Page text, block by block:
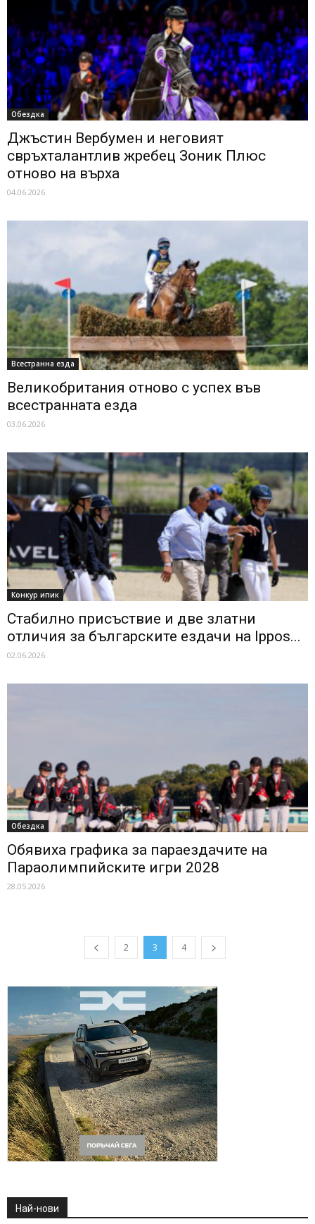
Обездка
Джъстин Вербумен и неговият
свръхталантлив жребец Зоник Плюс
отново на върха
04.06.2026
Всестранна езда
Великобритания отново с успех във
всестранната езда
03.06.2026
Конкур ипик
Стабилно присъствие и две златни
отличия за българските ездачи на Ippos...
02.06.2026
Обездка
Обявиха графика за параездачите на
Параолимпийските игри 2028
28.05.2026
2 3 4
Най-нови